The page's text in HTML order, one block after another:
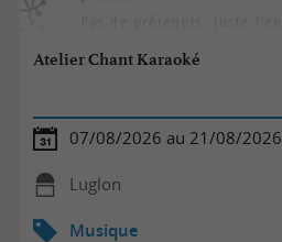
Atelier Chant Karaoké
07/08/2026 au 21/08/2026
Luglon
Musique